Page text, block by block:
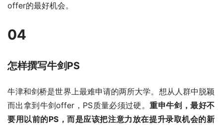
offer的最好机会。
04
怎样撰写牛剑PS
牛津和剑桥是世界上最难申请的两所大学。想从人群中脱颖
而出拿到牛剑offer，PS质量必须过硬。重申牛剑，最好不
要用以前的PS，而是应该把注意力放在提升录取机会的新